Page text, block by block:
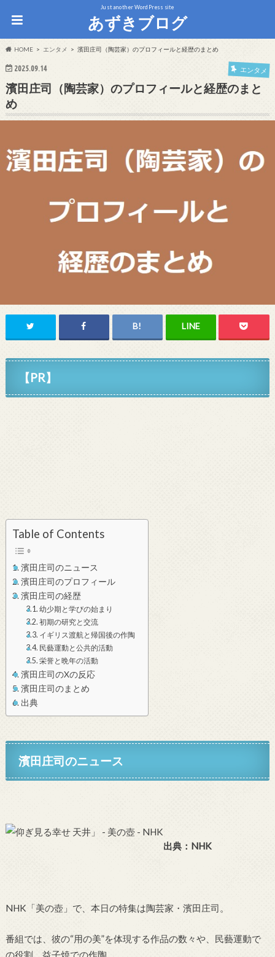
Just another WordPress site
あずきブログ
HOME エンタメ 濱田庄司（陶芸家）のプロフィールと経歴のまとめ
2025.09.14 エンタメ
濱田庄司（陶芸家）のプロフィールと経歴のまと
め
【PR】
Table of Contents
濱田庄司のニュース
濱田庄司のプロフィール
濱田庄司の経歴
幼少期と学びの始まり
初期の研究と交流
イギリス渡航と帰国後の作陶
民藝運動と公共的活動
栄誉と晩年の活動
濱田庄司のXの反応
濱田庄司のまとめ
出典
濱田庄司のニュース
出典：NHK
NHK「美の壺」で、本日の特集は陶芸家・濱田庄司。
番組では、彼の“用の美”を体現する作品の数々や、民藝運動で
の役割、益子焼での作陶、